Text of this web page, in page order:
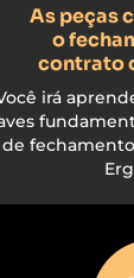
As peças
o
contrato
irá
de